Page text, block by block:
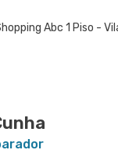
Abc 1 Piso -